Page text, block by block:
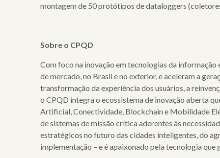
montagem de 50 protótipos de dataloggers
Sobre o CPQD
Com foco na inovação em tecnologias da
de mercado, no Brasil e no exterior, e aceleram a
transformação da experiência dos usuários, a
o CPQD integra o ecossistema de inovação aberta
Artificial, Conectividade, Blockchain e Mobilidade
de sistemas de missão crítica aderentes às
estratégicos no futuro das cidades inteligentes, do
implementação – e é apaixonado pela tecnologia